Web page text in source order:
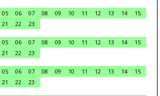
05 06 07 08 09 10 11 12 13 14
15
21 22
23
05 06 07 08 09 10 11 12 13 14
15
21 22
23
05 06 07 08 09 10 11 12 13 14
15
21 22
23